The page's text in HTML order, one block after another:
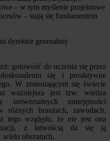
– w tym myślenie projektowe
– stają się fundamentem
dyrektor generalnej
gotowość do uczenia się przez
się i proaktywne
W zmieniającym się świecie
ważniejsza jest tzw. wiedza
uniwersalnych umiejętności
branżach, zawodach,
tego względu, że nie jest ona
z łatwością da się ją
obszarach.